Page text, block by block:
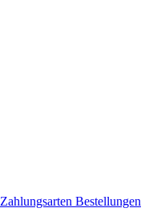
Zahlungsarten Bestellungen